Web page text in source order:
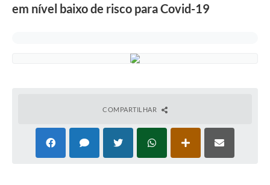
em nível baixo de risco para Covid-19
COMPARTILHAR